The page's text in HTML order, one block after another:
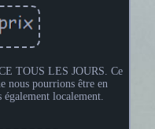
TOUS LES JOURS. Ce
nous pourrions être en
localement.